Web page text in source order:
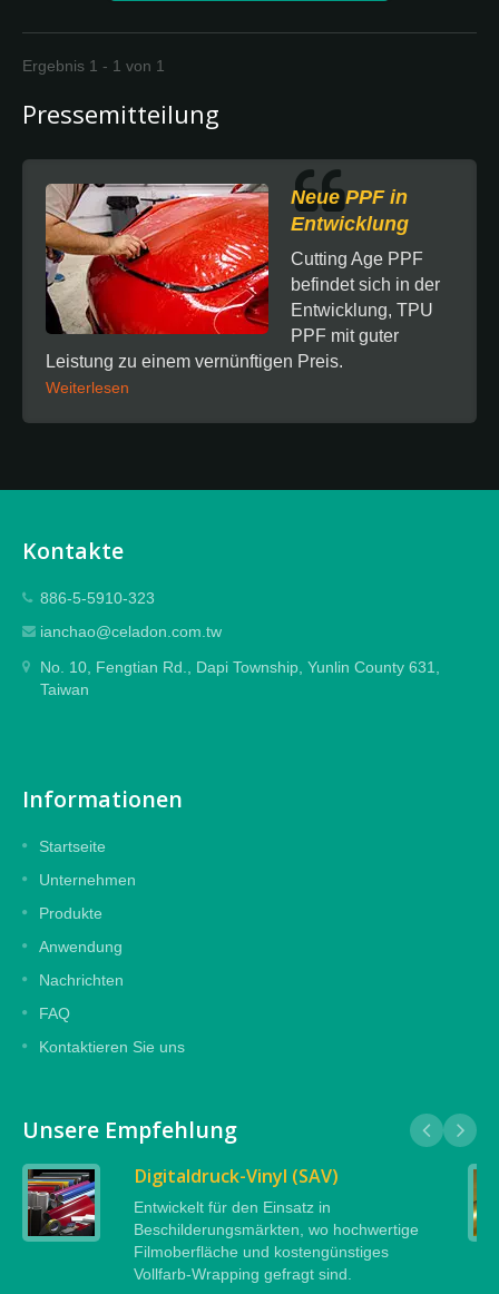
Ergebnis 1 - 1 von 1
Pressemitteilung
Neue PPF in
Entwicklung
Cutting Age PPF
befindet sich in der
Entwicklung, TPU
PPF mit guter
Leistung zu einem vernünftigen Preis.
Weiterlesen
Kontakte
886-5-5910-323
ianchao@celadon.com.tw
No. 10, Fengtian Rd., Dapi Township, Yunlin County 631,
Taiwan
Informationen
Startseite
Unternehmen
Produkte
Anwendung
Nachrichten
FAQ
Kontaktieren Sie uns
Unsere Empfehlung
Digitaldruck-Vinyl (SAV)
Entwickelt für den Einsatz in
Beschilderungsmärkten, wo hochwertige
Filmoberfläche und kostengünstiges
Vollfarb-Wrapping gefragt sind.